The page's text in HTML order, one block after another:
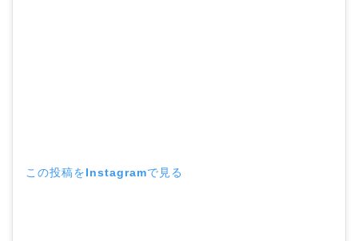
この投稿をInstagramで見る